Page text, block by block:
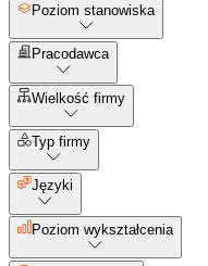
Poziom stanowiska
Pracodawca
Wielkość firmy
Typ firmy
Języki
Poziom wykształcenia